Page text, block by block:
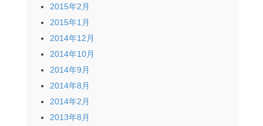
2015年2月
2015年1月
2014年12月
2014年10月
2014年9月
2014年8月
2014年2月
2013年8月